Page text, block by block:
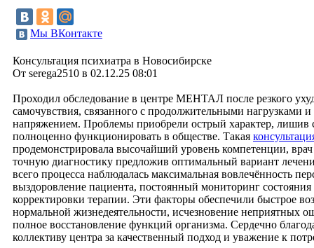
Мы ВКонтакте
Консультация психиатра в Новосибирске
От serega2510 в 02.12.25 08:01
Проходил обследование в центре МЕНТАЛ после резкого
самочувствия, связанного с продолжительными нагрузками
напряжением. Проблемы приобрели острый характер, лишив
полноценно функционировать в обществе. Такая
продемонстрировала высочайший уровень компетенции,
точную диагностику предложив оптимальный вариант
всего процесса наблюдалась максимальная вовлечённость
выздоровление пациента, постоянный мониторинг состояния
корректировки терапии. Эти факторы обеспечили быстрое
нормальной жизнедеятельности, исчезновение неприятных
полное восстановление функций организма. Сердечно
коллективу центра за качественный подход и уважение к